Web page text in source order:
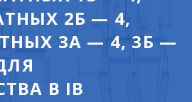
2Б — 4,
3А — 4, 3Б —
В IВ